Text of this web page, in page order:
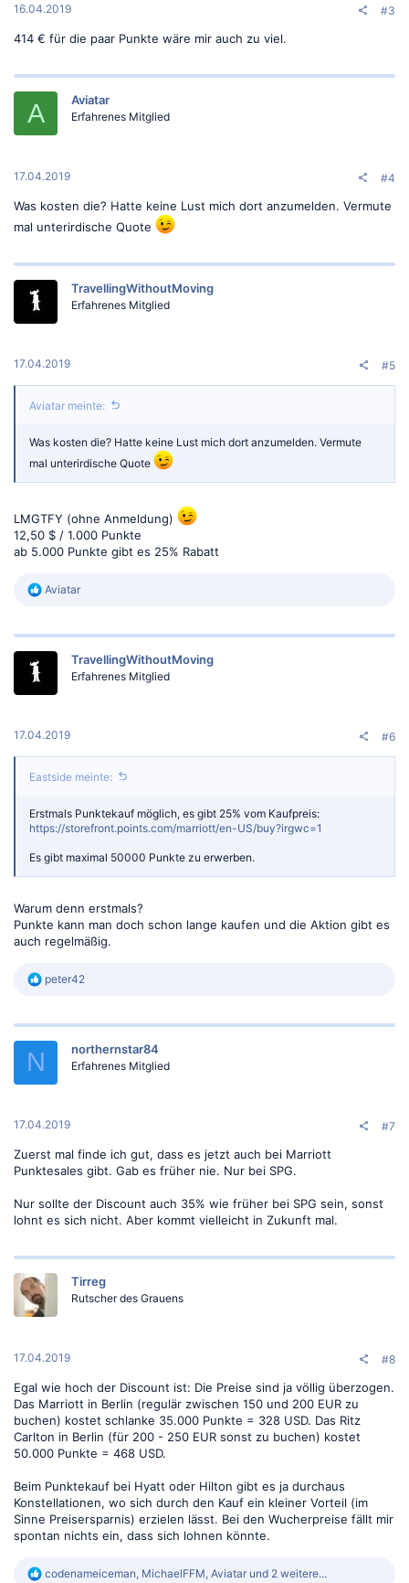
:
16.04.2019 #3
414 € für die paar Punkte wäre mir auch zu viel.
A Aviatar
Erfahrenes Mitglied
17.04.2019 #4
Was kosten die? Hatte keine Lust mich dort anzumelden. Vermute
mal unterirdische Quote
TravellingWithoutMoving
Erfahrenes Mitglied
17.04.2019 #5
Aviatar meinte:
Was kosten die? Hatte keine Lust mich dort anzumelden. Vermute
mal unterirdische Quote
LMGTFY (ohne Anmeldung)
12,50 $ / 1.000 Punkte
ab 5.000 Punkte gibt es 25% Rabatt
R
k
:
Aviatar
TravellingWithoutMoving
Erfahrenes Mitglied
17.04.2019 #6
Eastside meinte:
Erstmals Punktekauf möglich, es gibt 25% vom Kaufpreis:
https://storefront.points.com/marriott/en-US/buy?irgwc=1
Es gibt maximal 50000 Punkte zu erwerben.
Warum denn erstmals?
Punkte kann man doch schon lange kaufen und die Aktion gibt es
auch regelmäßig.
R
k
:
peter42
N northernstar84
Erfahrenes Mitglied
17.04.2019 #7
Zuerst mal finde ich gut, dass es jetzt auch bei Marriott
Punktesales gibt. Gab es früher nie. Nur bei SPG.
Nur sollte der Discount auch 35% wie früher bei SPG sein, sonst
lohnt es sich nicht. Aber kommt vielleicht in Zukunft mal.
Tirreg
Rutscher des Grauens
17.04.2019 #8
Egal wie hoch der Discount ist: Die Preise sind ja völlig überzogen.
Das Marriott in Berlin (regulär zwischen 150 und 200 EUR zu
buchen) kostet schlanke 35.000 Punkte = 328 USD. Das Ritz
Carlton in Berlin (für 200 - 250 EUR sonst zu buchen) kostet
50.000 Punkte = 468 USD.
Beim Punktekauf bei Hyatt oder Hilton gibt es ja durchaus
Konstellationen, wo sich durch den Kauf ein kleiner Vorteil (im
Sinne Preisersparnis) erzielen lässt. Bei den Wucherpreise fällt mir
spontan nichts ein, dass sich lohnen könnte.
R
codenameiceman, MichaelFFM, Aviatar und 2 weitere...